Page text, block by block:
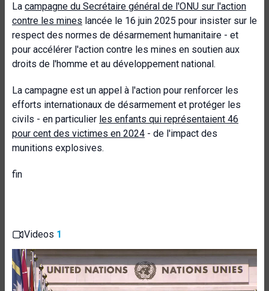
La campagne du Secrétaire général de l'ONU sur l'action
contre les mines lancée le 16 juin 2025 pour insister sur le
respect des normes de désarmement humanitaire - et
pour accélérer l'action contre les mines en soutien aux
droits de l'homme et au développement national.
La campagne est un appel à l'action pour renforcer les
efforts internationaux de désarmement et protéger les
civils - en particulier les enfants qui représentaient 46
pour cent des victimes en 2024 - de l'impact des
munitions explosives.
fin
Videos 1